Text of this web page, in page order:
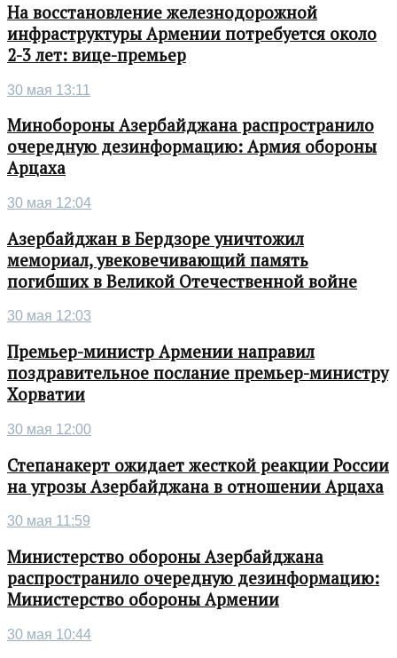
На восстановление железнодорожной
инфраструктуры Армении потребуется около
2-3 лет: вице-премьер
30 мая 13:11
Минобороны Азербайджана распространило
очередную дезинформацию: Армия обороны
Арцаха
30 мая 12:04
Азербайджан в Бердзоре уничтожил
мемориал, увековечивающий память
погибших в Великой Отечественной войне
30 мая 12:03
Премьер-министр Армении направил
поздравительное послание премьер-министру
Хорватии
30 мая 12:00
Степанакерт ожидает жесткой реакции России
на угрозы Азербайджана в отношении Арцаха
30 мая 11:59
Министерство обороны Азербайджана
распространило очередную дезинформацию:
Министерство обороны Армении
30 мая 10:44